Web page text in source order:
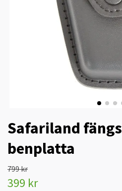
Safariland
benplatta
799 kr
399 kr